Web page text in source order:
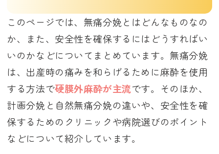
無痛分娩の麻酔とは？
無痛分娩中の緊急時はどうな
る？
初産で無痛分娩をするとリスク
がある？
二人目の出産でも無痛分娩はで
きる？
無痛分娩で後悔することはあ
る？
このページでは、無痛分娩とはどんなものなの
か、また、安全性を確保するにはどうすればい
いのかなどについてまとめています。無痛分娩
は、出産時の痛みを和らげるために麻酔を使用
する方法で硬膜外麻酔が主流です。そのほか、
計画分娩と自然無痛分娩の違いや、安全性を確
保するためのクリニックや病院選びのポイント
などについて紹介しています。